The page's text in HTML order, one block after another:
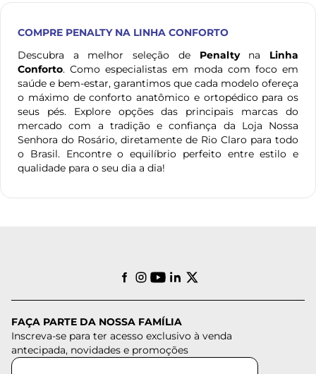
COMPRE PENALTYNA LINHA CONFORTO
Descubra a melhor seleção de Penaltyna Linha
Conforto. Como especialistas em moda com foco em
saúde e bem-estar, garantimos que cada modelo ofereça
o máximo de conforto anatômico e ortopédico para os
seus pés. Explore opções das principais marcas do
mercado com a tradição e confiança da Loja Nossa
Senhora do Rosário, diretamente de Rio Claro para todo
o Brasil. Encontre o equilíbrio perfeito entre estilo e
qualidade para o seu dia a dia!
FAÇA PARTE DA NOSSA FAMÍLIA
Inscreva-se para ter acesso exclusivo à venda
antecipada, novidades e promoções